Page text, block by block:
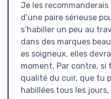
Je les recommanderais
d’une paire sérieuse
s’habiller un peu au
dans des marques
es soigneux, elles
moment. Par contre, si
qualité du cuir, que tu
habillées tous les